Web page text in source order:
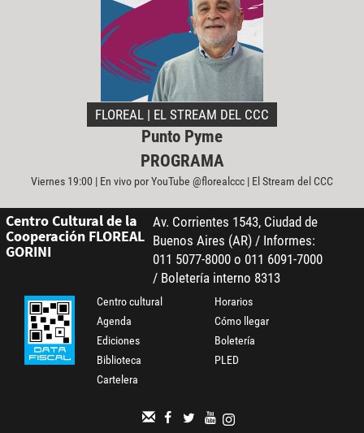
FLOREAL | EL STREAM DEL CCC
Punto Pyme
PROGRAMA
Viernes 19:00 | En vivo por YouTube @florealccc | El Stream del CCC
Centro Cultural de la
Cooperación FLOREAL
GORINI
Av. Corrientes 1543, Ciudad de
Buenos Aires (AR) / Informes:
011 5077-8000 o 011 6091-7000
/ Boletería interno 8313
Centro cultural
Agenda
Ediciones
Biblioteca
Cartelera
Horarios
Cómo llegar
Boletería
PLED